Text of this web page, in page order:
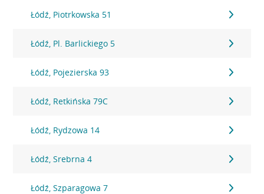
Łódź, Piotrkowska 51
Łódź, Pl. Barlickiego 5
Łódź, Pojezierska 93
Łódź, Retkińska 79C
Łódź, Rydzowa 14
Łódź, Srebrna 4
Łódź, Szparagowa 7